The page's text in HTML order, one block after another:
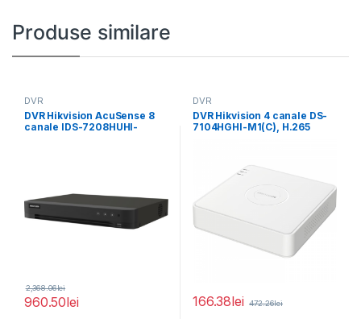
Produse similare
DVR
DVR Hikvision AcuSense 8
canale IDS-7208HUHI-
960.50lei
2,368.06lei
DVR
DVR Hikvision 4 canale DS-
7104HGHI-M1(C), H.265
166.38lei 472.26lei